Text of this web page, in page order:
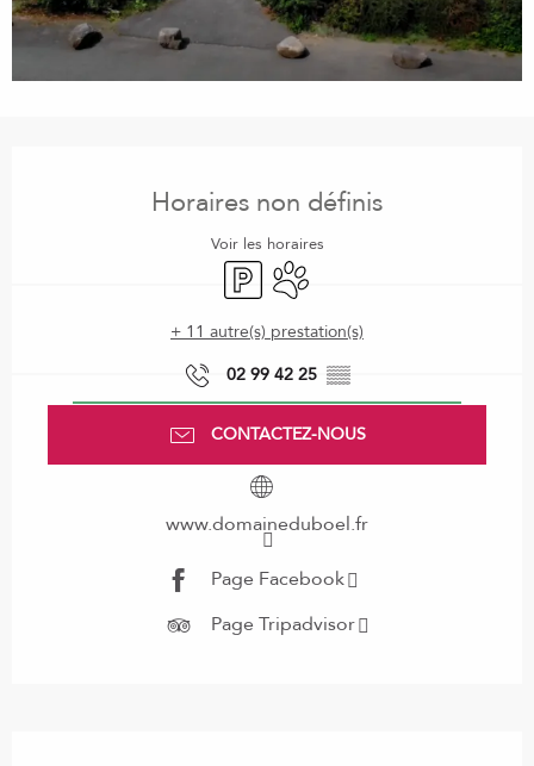
Horaires non définis
Voir les horaires
ParkingAnimaux acceptés
+ 11 autre(s) prestation(s)
02 99 42 25 ▒▒
CONTACTEZ-NOUS
www.domaineduboel.fr
Page Facebook
Page Tripadvisor